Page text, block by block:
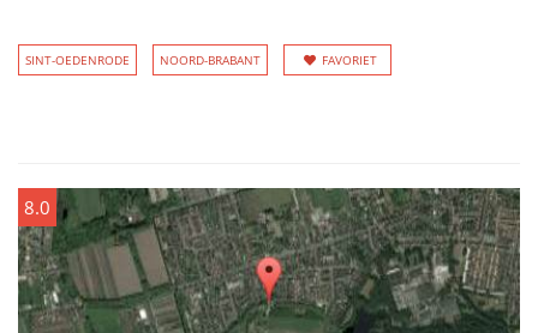
SINT-OEDENRODE NOORD-BRABANT FAVORIET
8.0